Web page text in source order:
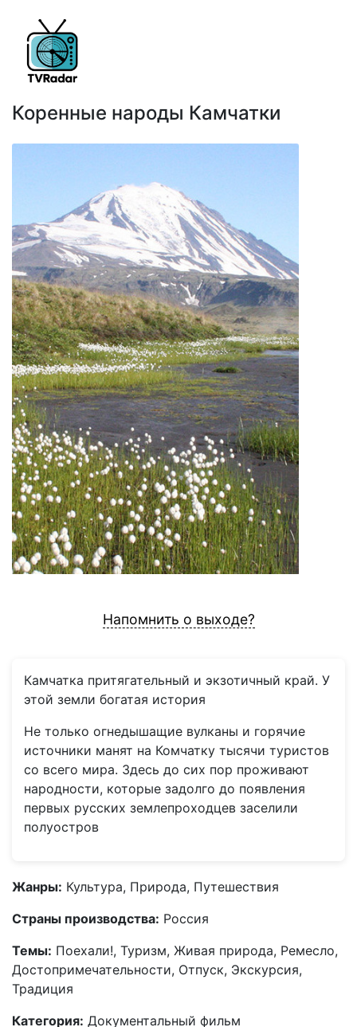
Коренные народы Камчатки
Напомнить о выходе?
Камчатка притягательный и экзотичный край. У
этой земли богатая история
Не только огнедышащие вулканы и горячие
источники манят на Комчатку тысячи туристов
со всего мира. Здесь до сих пор проживают
народности, которые задолго до появления
первых русских землепроходцев заселили
полуостров
Жанры: Культура, Природа, Путешествия
Страны производства: Россия
Темы: Поехали!, Туризм, Живая природа, Ремесло,
Достопримечательности, Отпуск, Экскурсия,
Традиция
Категория: Документальный фильм